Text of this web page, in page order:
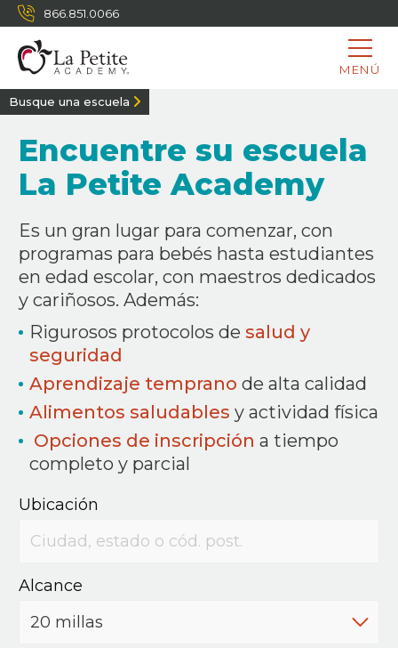
866.851.0066
MENÚ
Busque una escuela
​Encuentre su escuela
La Petite Academy
Es un gran lugar para comenzar, con
programas para bebés hasta estudiantes
en edad escolar, con maestros dedicados
y cariñosos. Además:
Rigurosos protocolos desalud y
seguridad
Aprendizaje temprano de alta calidad
Alimentos saludables y actividad física
Opciones de inscripción a tiempo
completo y parcial
Ubicación
Alcance